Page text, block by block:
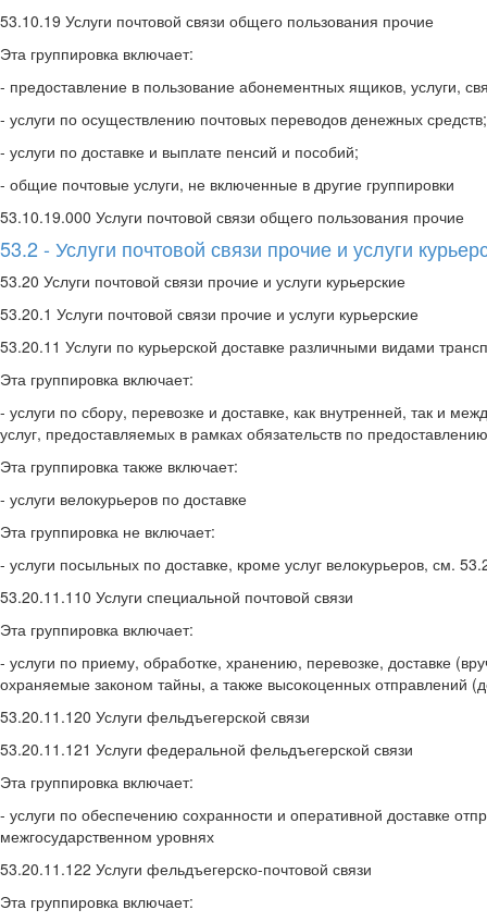
53.10.19 Услуги почтовой связи общего пользования прочие
Эта группировка включает:
- предоставление в пользование абонементных ящиков, услуги,
- услуги по осуществлению почтовых переводов денежных средств;
- услуги по доставке и выплате пенсий и пособий;
- общие почтовые услуги, не включенные в другие группировки
53.10.19.000 Услуги почтовой связи общего пользования прочие
53.2 - Услуги почтовой связи прочие и услуги
53.20 Услуги почтовой связи прочие и услуги курьерские
53.20.1 Услуги почтовой связи прочие и услуги курьерские
53.20.11 Услуги по курьерской доставке различными видами
Эта группировка включает:
- услуги по сбору, перевозке и доставке, как внутренней, так и
услуг, предоставляемых в рамках обязательств по
Эта группировка также включает:
- услуги велокурьеров по доставке
Эта группировка не включает:
- услуги посыльных по доставке, кроме услуг велокурьеров, см.
53.20.11.110 Услуги специальной почтовой связи
Эта группировка включает:
- услуги по приему, обработке, хранению, перевозке, доставке
охраняемые законом тайны, а также высокоценных отправлений
53.20.11.120 Услуги фельдъегерской связи
53.20.11.121 Услуги федеральной фельдъегерской связи
Эта группировка включает:
- услуги по обеспечению сохранности и оперативной доставке
межгосударственном уровнях
53.20.11.122 Услуги фельдъегерско-почтовой связи
Эта группировка включает: